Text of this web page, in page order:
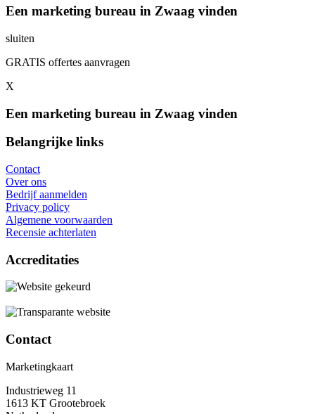
Een marketing bureau in Zwaag vinden
sluiten
GRATIS offertes aanvragen
X
Een marketing bureau in Zwaag vinden
Belangrijke links
Contact
Over ons
Bedrijf aanmelden
Privacy policy
Algemene voorwaarden
Recensie achterlaten
Accreditaties
Contact
Marketingkaart
Industrieweg 11
1613 KT Grootebroek